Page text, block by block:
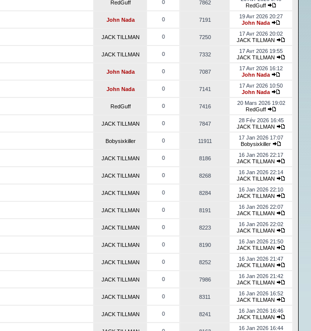
RedGuff 0 7862
RedGuff
John Nada 0 7191
19 Avr 2026 20:27
John Nada
JACK TILLMAN 0 7250
17 Avr 2026 20:02
JACK TILLMAN
JACK TILLMAN 0 7332
17 Avr 2026 19:55
JACK TILLMAN
John Nada 0 7087
17 Avr 2026 16:12
John Nada
John Nada 0 7141
17 Avr 2026 10:50
John Nada
RedGuff 0 7416
20 Mars 2026 19:02
RedGuff
JACK TILLMAN 0 7847
28 Fév 2026 16:45
JACK TILLMAN
Bobysixkiller 0 11911
17 Jan 2026 17:07
Bobysixkiller
JACK TILLMAN 0 8186
16 Jan 2026 22:17
JACK TILLMAN
JACK TILLMAN 0 8268
16 Jan 2026 22:14
JACK TILLMAN
JACK TILLMAN 0 8284
16 Jan 2026 22:10
JACK TILLMAN
JACK TILLMAN 0 8191
16 Jan 2026 22:07
JACK TILLMAN
JACK TILLMAN 0 8223
16 Jan 2026 22:02
JACK TILLMAN
JACK TILLMAN 0 8190
16 Jan 2026 21:50
JACK TILLMAN
JACK TILLMAN 0 8252
16 Jan 2026 21:47
JACK TILLMAN
JACK TILLMAN 0 7986
16 Jan 2026 21:42
JACK TILLMAN
JACK TILLMAN 0 8311
16 Jan 2026 16:52
JACK TILLMAN
JACK TILLMAN 0 8241
16 Jan 2026 16:46
JACK TILLMAN
16 Jan 2026 16:44